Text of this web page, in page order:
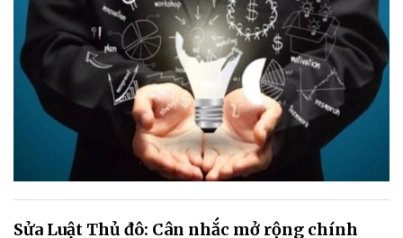
Sửa Luật Thủ đô: Cân nhắc mở rộng chính